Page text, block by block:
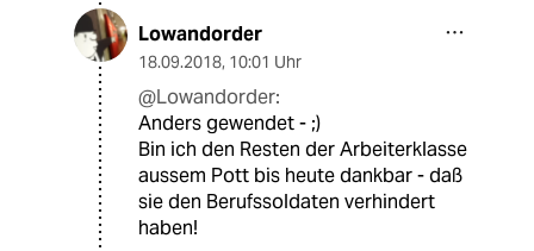
Lowandorder
18.09.2018, 10:01 Uhr
@Lowandorder:
Anders gewendet - ;)
Bin ich den Resten der Arbeiterklasse
aussem Pott bis heute dankbar - daß
sie den Berufssoldaten verhindert
haben!